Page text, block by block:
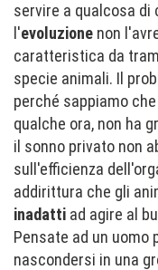
servire a qualcosa
l'evoluzione non
caratteristica da
specie animali. Il
perché sappiamo
qualche ora, non ha
il sonno privato non
sull'efficienza
addirittura che gli
inadatti ad agire al
Pensate ad un uomo
nascondersi in una